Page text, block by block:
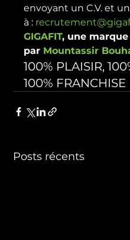
envoyant un C.V. et
à :
GIGAFIT, une
par Mountassir
100% PLAISIR,
100% FRANCHISE
Posts récents